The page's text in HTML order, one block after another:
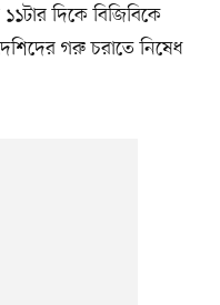
দিকে বিজিবিকে
গরু চরাতে নিষেধ